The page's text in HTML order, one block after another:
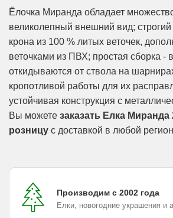
Ёлочка Миранда обладает
великолепный внешний вид; строгий
крона из 100 % литых веточек,
веточками из ПВХ; простая сборка -
откидываются от ствола на
кропотливой работы для их
устойчивая конструкция с
Вы можете заказать Елка
розницу с доставкой в любой
Производим с 2002 года
Елки, новогодние украшения и